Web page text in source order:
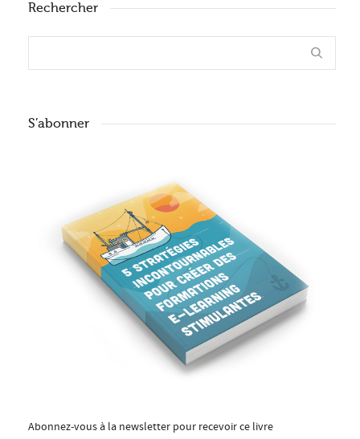
Rechercher
S’abonner
Abonnez-vous à la newsletter pour recevoir ce livre